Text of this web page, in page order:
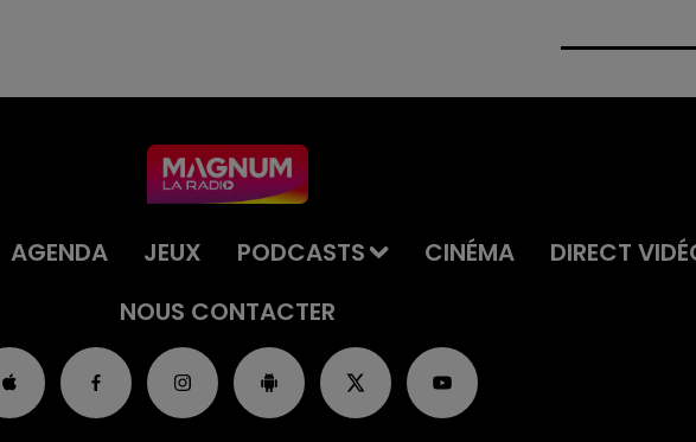
l'annulation
AGENDA JEUX PODCASTS CINÉMA DIRECT
NOUS CONTACTER